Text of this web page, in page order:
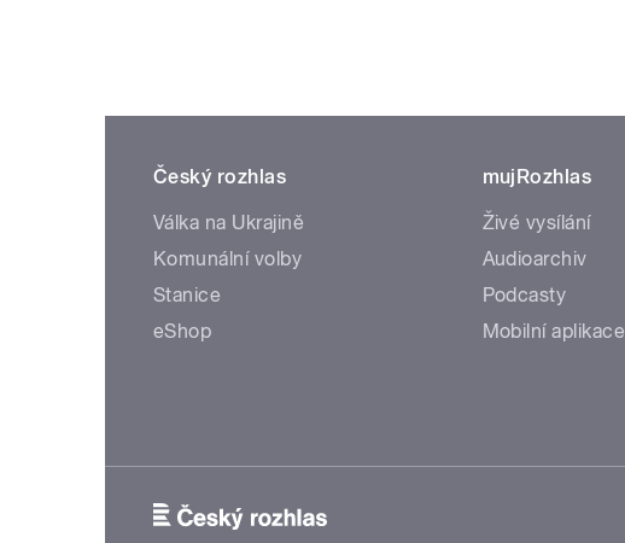
Český rozhlas
Válka na Ukrajině
Komunální volby
Stanice
eShop
mujRozhlas
Živé vysílání
Audioarchiv
Podcasty
Mobilní aplikace